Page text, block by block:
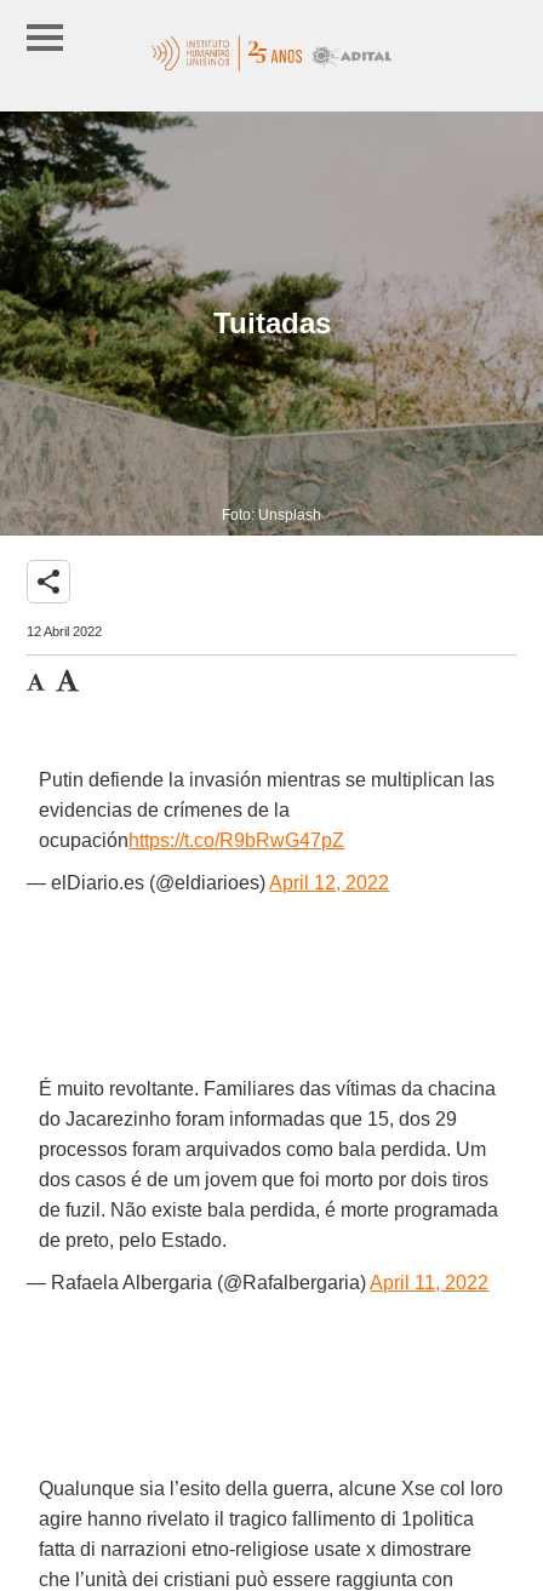
Tuitadas
Foto: Unsplash
share
12 Abril 2022
Putin defiende la invasión mientras se multiplican las
evidencias de crímenes de la
ocupaciónhttps://t.co/R9bRwG47pZ
— elDiario.es (@eldiarioes)April 12, 2022
É muito revoltante. Familiares das vítimas da chacina
do Jacarezinho foram informadas que 15, dos 29
processos foram arquivados como bala perdida. Um
dos casos é de um jovem que foi morto por dois tiros
de fuzil. Não existe bala perdida, é morte programada
de preto, pelo Estado.
— Rafaela Albergaria (@Rafalbergaria)April 11, 2022
Qualunque sia l’esito della guerra, alcune Xse col loro
agire hanno rivelato il tragico fallimento di 1politica
fatta di narrazioni etno-religiose usate x dimostrare
che l’unità dei cristiani può essere raggiunta con